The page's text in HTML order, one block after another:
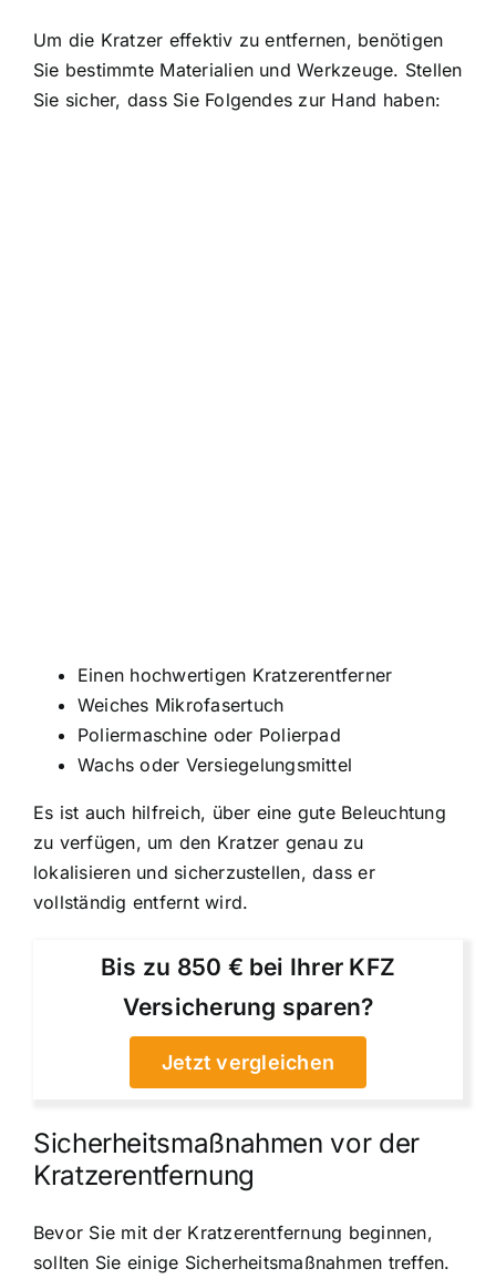
Um die Kratzer effektiv zu entfernen, benötigen
Sie bestimmte Materialien und Werkzeuge. Stellen
Sie sicher, dass Sie Folgendes zur Hand haben:
Einen hochwertigen Kratzerentferner
Weiches Mikrofasertuch
Poliermaschine oder Polierpad
Wachs oder Versiegelungsmittel
Es ist auch hilfreich, über eine gute Beleuchtung
zu verfügen, um den Kratzer genau zu
lokalisieren und sicherzustellen, dass er
vollständig entfernt wird.
Bis zu 850 € bei Ihrer KFZ
Versicherung sparen?
Jetzt vergleichen
Sicherheitsmaßnahmen vor der
Kratzerentfernung
Bevor Sie mit der Kratzerentfernung beginnen,
sollten Sie einige Sicherheitsmaßnahmen treffen.